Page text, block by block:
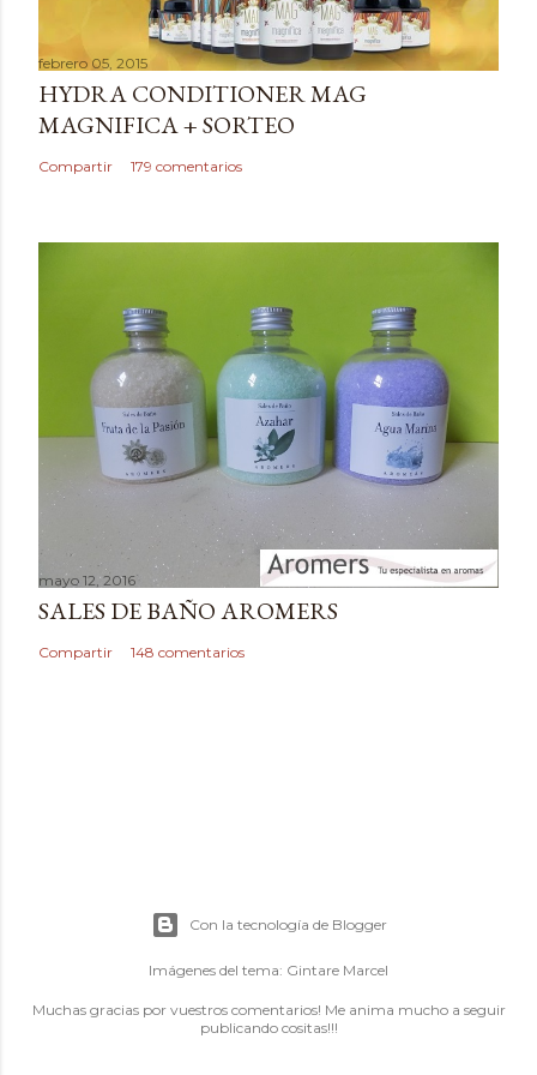
a
r
u
n
c
o
febrero 05, 2015
HYDRA CONDITIONER MAG
MAGNIFICA + SORTEO
Compartir 179 comentarios
mayo 12, 2016
SALES DE BAÑO AROMERS
Compartir 148 comentarios
Con la tecnología de Blogger
Imágenes del tema: Gintare Marcel
Muchas gracias por vuestros comentarios! Me anima mucho a seguir
publicando cositas!!!